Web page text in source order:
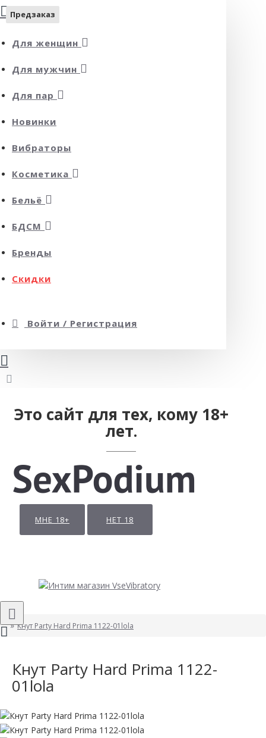
Для женщин
Для мужчин
Для пар
Новинки
Вибраторы
Косметика
Бельё
БДСМ
Бренды
Скидки
Войти / Регистрация
Это сайт для тех, кому 18+
лет.
МНЕ 18+ НЕТ 18
Кнут Party Hard Prima 1122-01lola
Кнут Party Hard Prima 1122-
01lola
Предзаказ
Предзаказ